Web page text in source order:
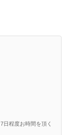
程度お時間を頂く